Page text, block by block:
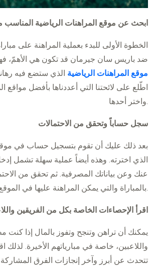
ابحث عن موقع المراهنات الرياضية المناسب
الخطوة الأولى للبدء بعملية المراهنة على
ضد باريس سان جيرمان قد تكون هي الأهمّ،
موقع المراهنات الرياضية الذي ستضع فيه
اطّلع على لائحتنا التي أعددناها بأفضل مواقع
واختر أحدها.
سجل حساباً وتحقق من الاحتمالات
بعد ذلك عليك أن تقوم بتسجيل حساب في موقع
الذي اخترته. وهذه أيضاً عملية سهلة تشمل
عنك وعن بياناتك المصرفية. ثم تحقق من
بالمباراة والتي يمكن المراهنة عليها في الموقع مع أسعارها.
اقرأ الإحصاءات الخاصة بكل من الفريقين
يمكنك أن تراهن وتنجح وتفوز بالمال إذا كنت
واللاعبين، خاصة في مبارياتهم الأخيرة. لذلك
تتحدث عن أبرز وآخر إنجازات الفرق المشاركة